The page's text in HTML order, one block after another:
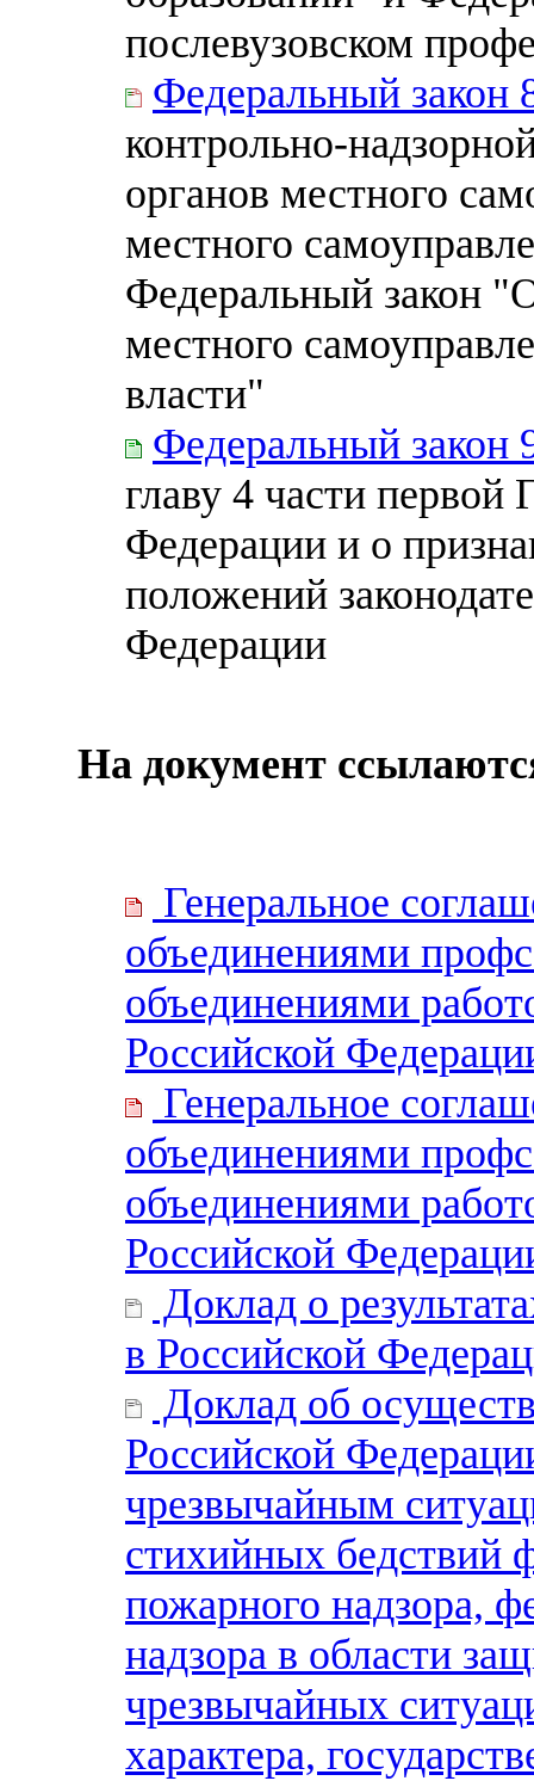
послевузовском
Федеральный закон
контрольно-
органов местного
местного
Федеральный закон
местного
власти"
Федеральный закон
главу 4 части первой
Федерации и о
положений
Федерации
На документ
Генеральное
объединениями
объединениями
Российской
Генеральное
объединениями
объединениями
Российской
Доклад о
в Российской
Доклад об
Российской
чрезвычайным
стихийных бедствий
пожарного надзора,
надзора в области
чрезвычайных
характера,